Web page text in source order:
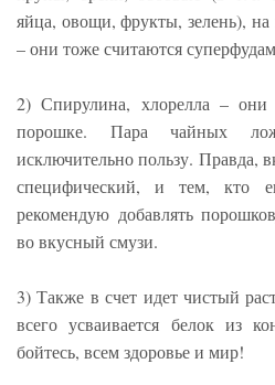
яйца, овощи, фрукты, зелень),
– они тоже считаются
2) Спирулина, хлорелла –
порошке. Пара чайных
исключительно пользу. Правда,
специфический, и тем,
рекомендую добавлять
во вкусный смузи.
3) Также в счет идет чистый
всего усваивается белок из
бойтесь, всем здоровье и мир!